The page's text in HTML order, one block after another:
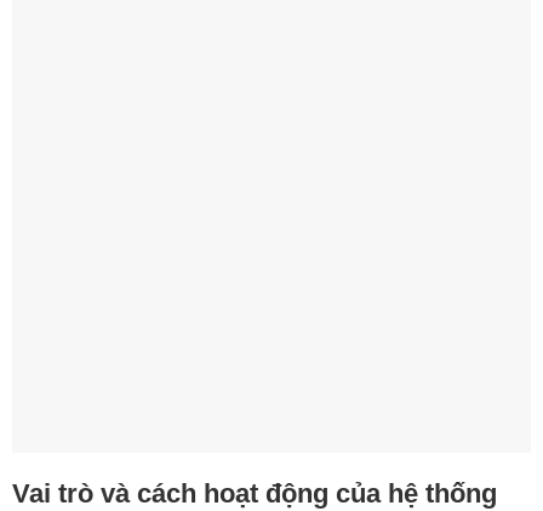
Vai trò và cách hoạt động của hệ thống